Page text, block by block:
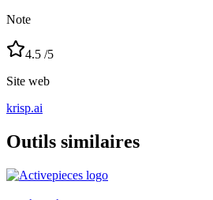
Note
4.5 /5
Site web
krisp.ai
Outils similaires